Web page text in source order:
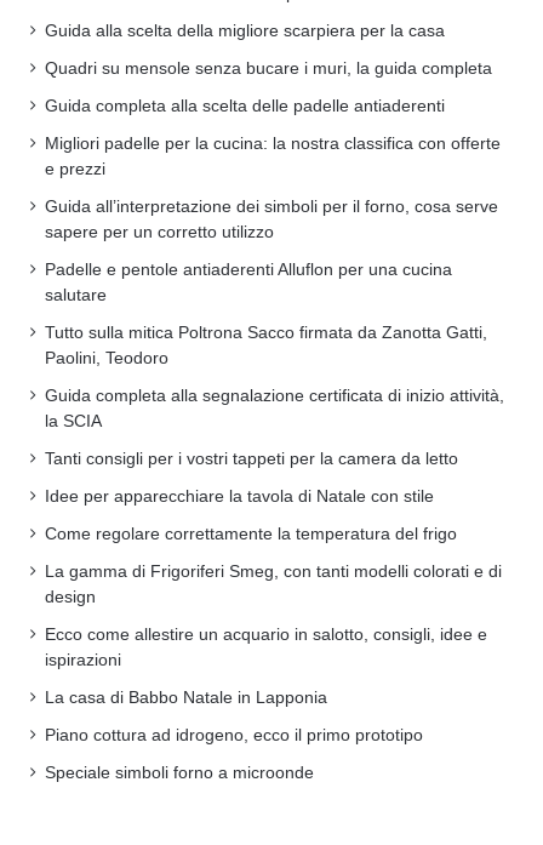
Guida alla scelta della migliore scarpiera per la casa
Quadri su mensole senza bucare i muri, la guida completa
Guida completa alla scelta delle padelle antiaderenti
Migliori padelle per la cucina: la nostra classifica con offerte
e prezzi
Guida all’interpretazione dei simboli per il forno, cosa serve
sapere per un corretto utilizzo
Padelle e pentole antiaderenti Alluflon per una cucina
salutare
Tutto sulla mitica Poltrona Sacco firmata da Zanotta Gatti,
Paolini, Teodoro
Guida completa alla segnalazione certificata di inizio attività,
la SCIA
Tanti consigli per i vostri tappeti per la camera da letto
Idee per apparecchiare la tavola di Natale con stile
Come regolare correttamente la temperatura del frigo
La gamma di Frigoriferi Smeg, con tanti modelli colorati e di
design
Ecco come allestire un acquario in salotto, consigli, idee e
ispirazioni
La casa di Babbo Natale in Lapponia
Piano cottura ad idrogeno, ecco il primo prototipo
Speciale simboli forno a microonde